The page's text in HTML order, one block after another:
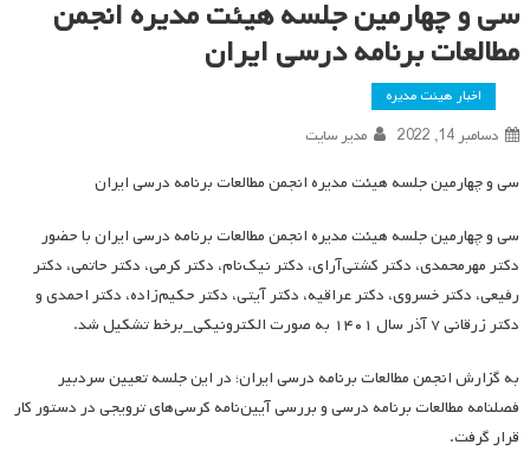
سی و چهارمین جلسه هیئت مدیره انجمن
مطالعات برنامه درسی ایران
اخبار هیئت مدیره
دسامبر 14, 2022 مدیر سایت
سی و چهارمین جلسه هیئت مدیره انجمن مطالعات برنامه درسی ایران
سی و چهارمین جلسه هیئت مدیره انجمن مطالعات برنامه درسی ایران با حضور
دکتر مهرمحمدی، دکتر کشتی‌آرای، دکتر نیک‌نام، دکتر کرمی، دکتر حاتمی، دکتر
رفیعی، دکتر خسروی، دکتر عراقیه، دکتر آیتی، دکتر حکیم‌زاده، دکتر احمدی و
دکتر زرقانی ۷ آذر سال ۱۴۰۱ به صورت الکترونیکی_برخط تشکیل شد.
به گزارش انجمن مطالعات برنامه درسی ایران؛ در این جلسه تعیین سردبیر
فصلنامه مطالعات برنامه درسی و بررسی آیین‌نامه کرسی‌های ترویجی در دستور کار
قرار گرفت.